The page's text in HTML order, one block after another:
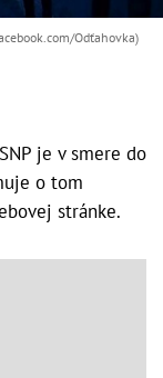
Odťahovka)
je v smere do
o tom
stránke.